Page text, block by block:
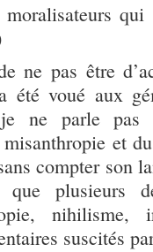
qui
ne pas être
été voué aux
ne parle pas
et
compter son
que plusieurs
nihilisme,
suscités